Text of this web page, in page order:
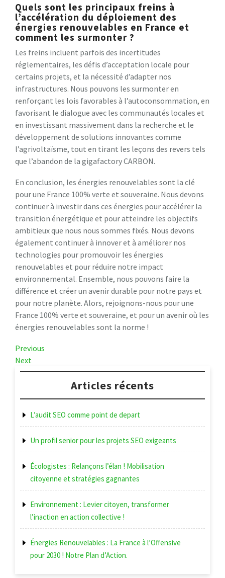
Quels sont les principaux freins à
l’accélération du déploiement des
énergies renouvelables en France et
comment les surmonter ?
Les freins incluent parfois des incertitudes
réglementaires, les défis d’acceptation locale pour
certains projets, et la nécessité d’adapter nos
infrastructures. Nous pouvons les surmonter en
renforçant les lois favorables à l’autoconsommation, en
favorisant le dialogue avec les communautés locales et
en investissant massivement dans la recherche et le
développement de solutions innovantes comme
l’agrivoltaïsme, tout en tirant les leçons des revers tels
que l’abandon de la gigafactory CARBON.
En conclusion, les énergies renouvelables sont la clé
pour une France 100% verte et souveraine. Nous devons
continuer à investir dans ces énergies pour accélérer la
transition énergétique et pour atteindre les objectifs
ambitieux que nous nous sommes fixés. Nous devons
également continuer à innover et à améliorer nos
technologies pour promouvoir les énergies
renouvelables et pour réduire notre impact
environnemental. Ensemble, nous pouvons faire la
différence et créer un avenir durable pour notre pays et
pour notre planète. Alors, rejoignons-nous pour une
France 100% verte et souveraine, et pour un avenir où les
énergies renouvelables sont la norme !
Navigation
de
l’article
Previous
Post
Previous
Next
Post
Next
Articles récents
L’audit SEO comme point de depart
Un profil senior pour les projets SEO exigeants
Écologistes : Relançons l’élan ! Mobilisation
citoyenne et stratégies gagnantes
Environnement : Levier citoyen, transformer
l’inaction en action collective !
Énergies Renouvelables : La France à l’Offensive
pour 2030 ! Notre Plan d’Action.